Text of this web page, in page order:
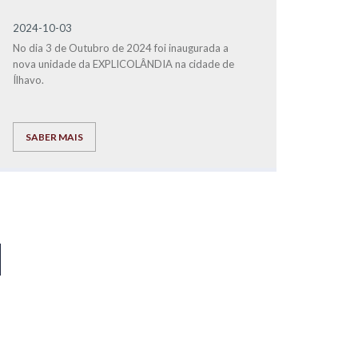
2024-10-03
No dia 3 de Outubro de 2024 foi inaugurada a
nova unidade da EXPLICOLÂNDIA na cidade de
Ílhavo.
SABER MAIS